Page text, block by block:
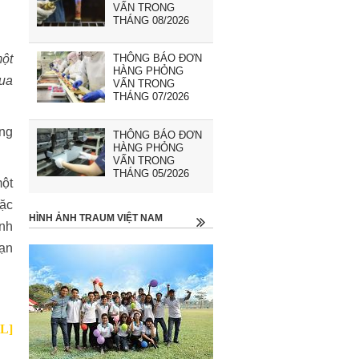
VẤN TRONG
THÁNG 08/2026
THÔNG BÁO ĐƠN
HÀNG PHỎNG
VẤN TRONG
THÁNG 07/2026
THÔNG BÁO ĐƠN
HÀNG PHỎNG
VẤN TRONG
THÁNG 05/2026
HÌNH ẢNH TRAUM VIỆT NAM